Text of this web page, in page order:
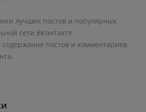
лучших постов и популярных
сети ВКонтакте.
содержание постов и комментариев